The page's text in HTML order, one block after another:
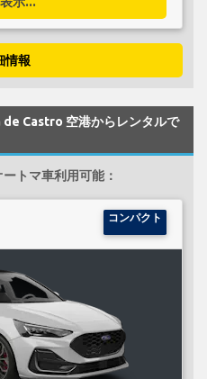
情報
Castro 空港からレンタルで
トマ車利用可能：
コンパクト